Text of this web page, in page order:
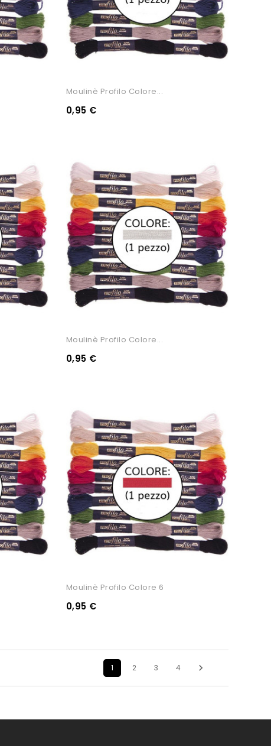
Moulinè Profilo Colore...
0,95 €
Moulinè Profilo Colore...
0,95 €
Moulinè Profilo Colore 6
0,95 €
1 2 3 4 